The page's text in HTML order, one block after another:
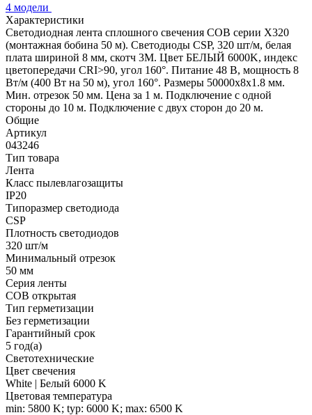
4 модели
Характеристики
Светодиодная лента сплошного свечения COB серии X320
(монтажная бобина 50 м). Светодиоды CSP, 320 шт/м, белая
плата шириной 8 мм, скотч 3M. Цвет БЕЛЫЙ 6000K, индекс
цветопередачи CRI>90, угол 160°. Питание 48 В, мощность 8
Вт/м (400 Вт на 50 м), угол 160°. Размеры 50000х8х1.8 мм.
Мин. отрезок 50 мм. Цена за 1 м. Подключение с одной
стороны до 10 м. Подключение с двух сторон до 20 м.
Общие
Артикул
043246
Тип товара
Лента
Класс пылевлагозащиты
IP20
Типоразмер светодиода
CSP
Плотность светодиодов
320 шт/м
Минимальный отрезок
50 мм
Серия ленты
COB открытая
Тип герметизации
Без герметизации
Гарантийный срок
5 год(а)
Светотехнические
Цвет свечения
White | Белый 6000 K
Цветовая температура
min: 5800 K; typ: 6000 K; max: 6500 K